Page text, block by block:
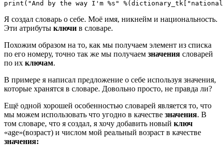
Я создал словарь о себе. Моё имя, никнейм и национальность.
Эти атрибуты ключи в словаре.
Похожим образом на то, как мы получаем элемент из списка
по его номеру, точно так же мы получаем значения словарей
по их ключам.
В примере я написал предложение о себе используя значения,
которые хранятся в словаре. Довольно просто, не правда ли?
Ещё одной хорошей особенностью словарей является то, что
мы можем использовать что угодно в качестве значения. В
том словаре, что я создал, я хочу добавить новый ключ
«age»(возраст) и числом мой реальный возраст в качестве
значения: